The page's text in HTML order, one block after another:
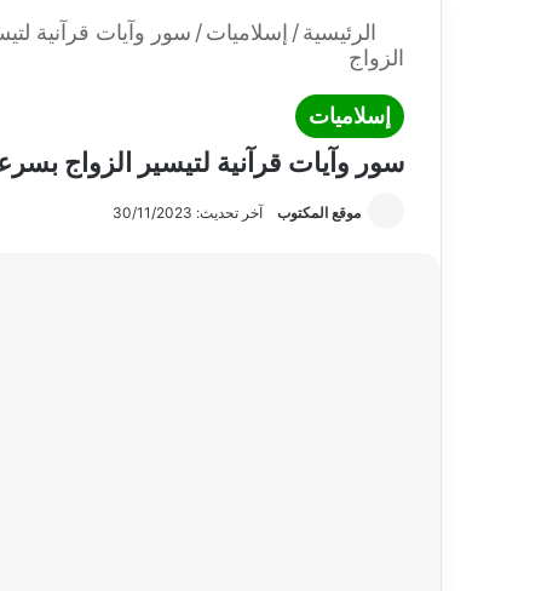
الرئيسية/ إسلاميات/ سور وآيات قرآنية
الزواج
إسلاميات
سور وآيات قرآنية لتيسير الزواج
موقع المكتوب آخر تحديث: 30/11/2023